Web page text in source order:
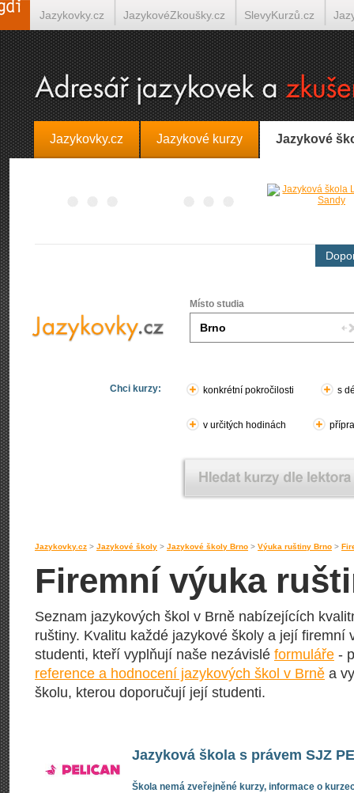
Jazykovky.cz Jazykové kurzy Jazykové
Místo studia
Chci kurzy: konkrétní pokročilosti s
v určitých hodinách
Jazykovky.cz > Jazykové školy > Jazykové školy Brno > Výuka ruštiny Brno >
Firemní výuka
Seznam jazykových škol v Brně nabízejících
ruštiny. Kvalitu každé jazykové školy a její firemní
studenti, kteří vyplňují naše nezávislé formuláře -
reference a hodnocení jazykových škol v Brně a
školu, kterou doporučují její studenti.
Jazyková škola s právem SJZ
Škola nemá zveřejněné kurzy, informace o
Jazykovky.cz JazykovéZkoušky.cz SlevyKurzů.cz
Španělština on-line Italština on-line Tlumočení-